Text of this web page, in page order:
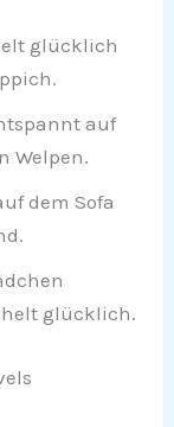
glücklich
auf
Welpen.
dem Sofa
glücklich.